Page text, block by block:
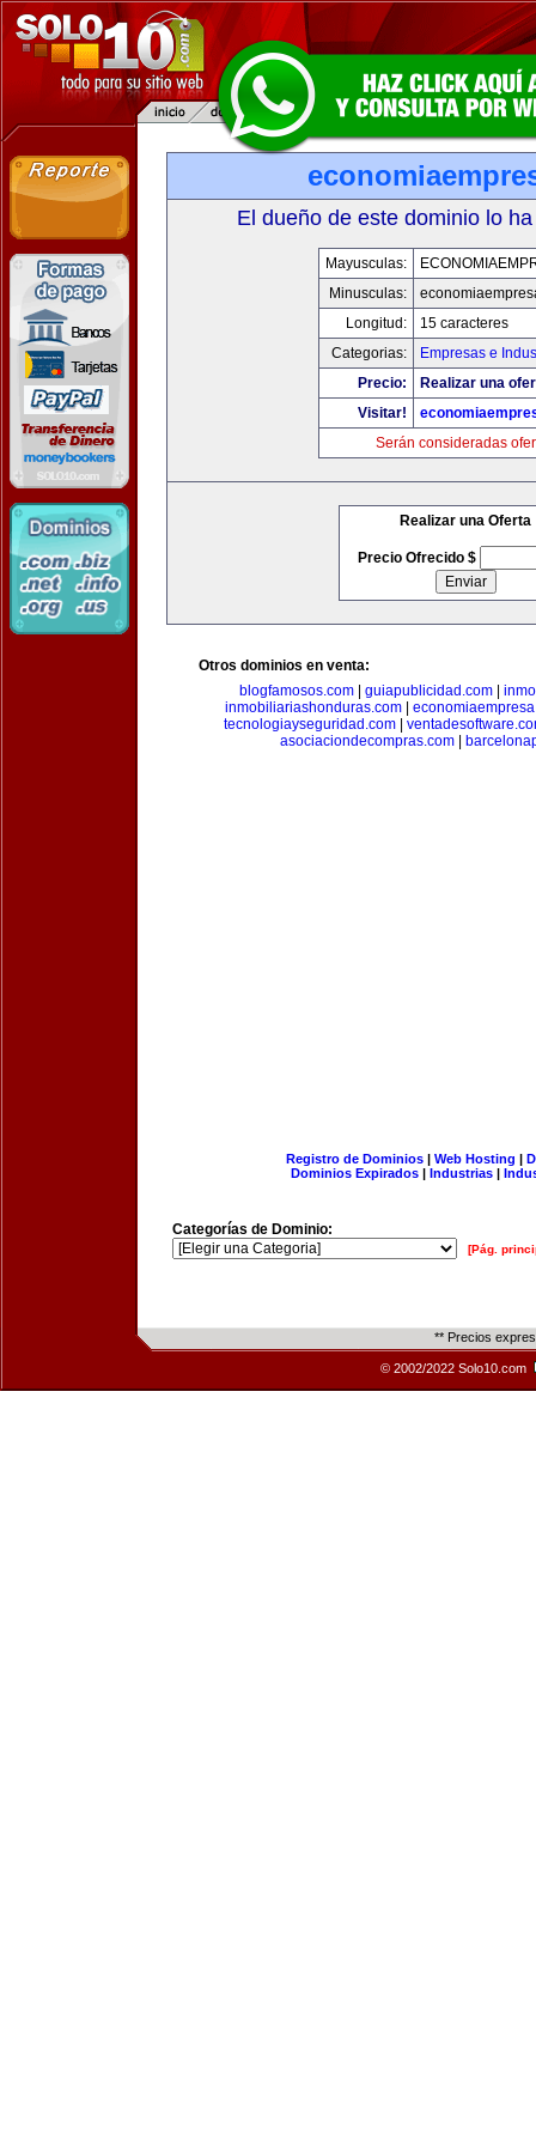
El dueño de este dominio lo
Mayusculas:
Minusculas:
Longitud:
15 caracteres
Categorias:
Empresas e
Precio:
Realizar una
Visitar!
Serán consideradas
Realizar una Oferta
Precio Ofrecido $
Otros dominios en venta:
blogfamosos.com
guiapublicidad.com
inmobiliariashonduras.com
tecnologiayseguridad.com|
asociaciondecompras.com|
Registro de Dominios| Web Hosting |
Dominios Expirados | Industrias |
Categorías de Dominio:
[Pág.
** Precios
© 2002/2022 Solo10.com